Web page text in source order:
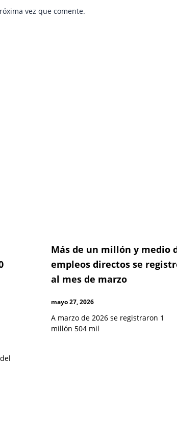
vez que comente.
Más de un millón y medio
empleos directos se
al mes de marzo
mayo 27, 2026
A marzo de 2026 se registraron 1
millón 504 mil